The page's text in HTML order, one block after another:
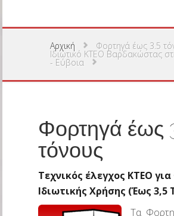
Αρχική Φορτηγά έως 3.5
Ιδιωτικό ΚΤΕΟ Βαρδακώστας
- Εύβοια
Φορτηγά έως
τόνους
Τεχνικός έλεγχος ΚΤΕΟ για
Ιδιωτικής Χρήσης (Έως 3,5
Τα